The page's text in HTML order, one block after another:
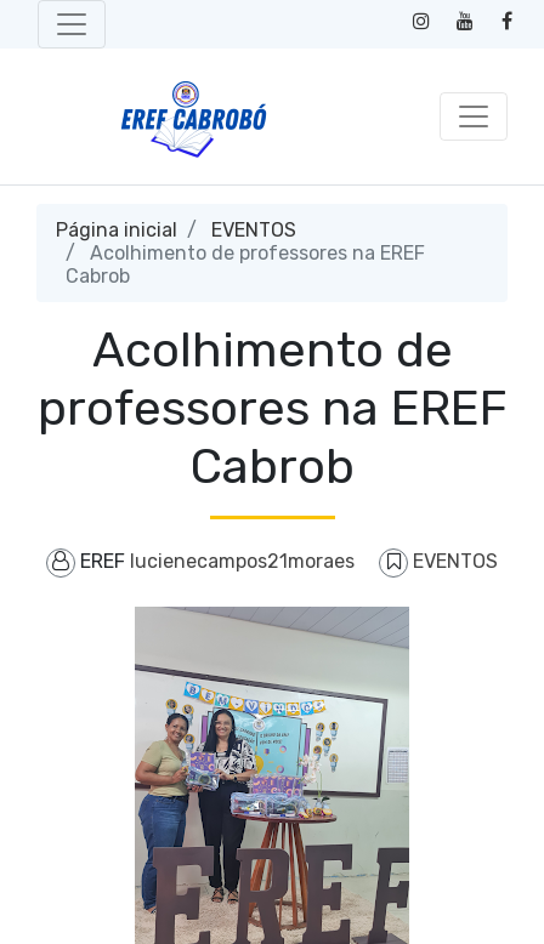
Página inicial
EVENTOS
Acolhimento de professores na EREF
Cabrob
Acolhimento de
professores na EREF
Cabrob
EREF lucienecampos21moraes EVENTOS